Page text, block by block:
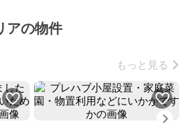
アの物件
もっと見る